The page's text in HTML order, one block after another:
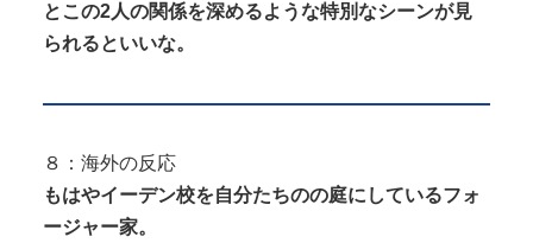
とこの2人の関係を深めるような特別なシーンが見
られるといいな。
８：海外の反応
もはやイーデン校を自分たちのの庭にしているフォ
ージャー家。